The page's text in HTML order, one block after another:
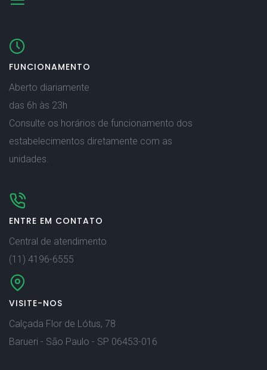
FUNCIONAMENTO
Aberto diariamente
das 6h às 23h
Consulte os horários de funcionamento dos
estabelecimentos diretamente com as
unidades.
ENTRE EM CONTATO
Central de atendimento
(11) 4196-6555
VISITE-NOS
Calçada Flor de Lótus, 78
Barueri - São Paulo - SP 06453-016